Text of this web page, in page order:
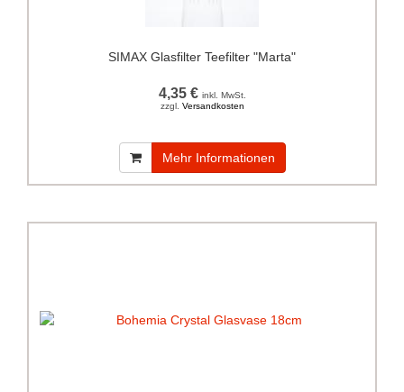
SIMAX Glasfilter Teefilter "Marta"
4,35 € inkl. MwSt.
zzgl. Versandkosten
Mehr Informationen